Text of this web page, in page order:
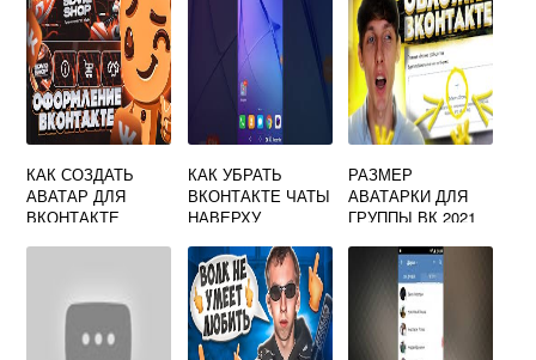
КАК СОЗДАТЬ
АВАТАР ДЛЯ
ВКОНТАКТЕ
КАК УБРАТЬ
ВКОНТАКТЕ ЧАТЫ
НАВЕРХУ
РАЗМЕР
АВАТАРКИ ДЛЯ
ГРУППЫ ВК 2021